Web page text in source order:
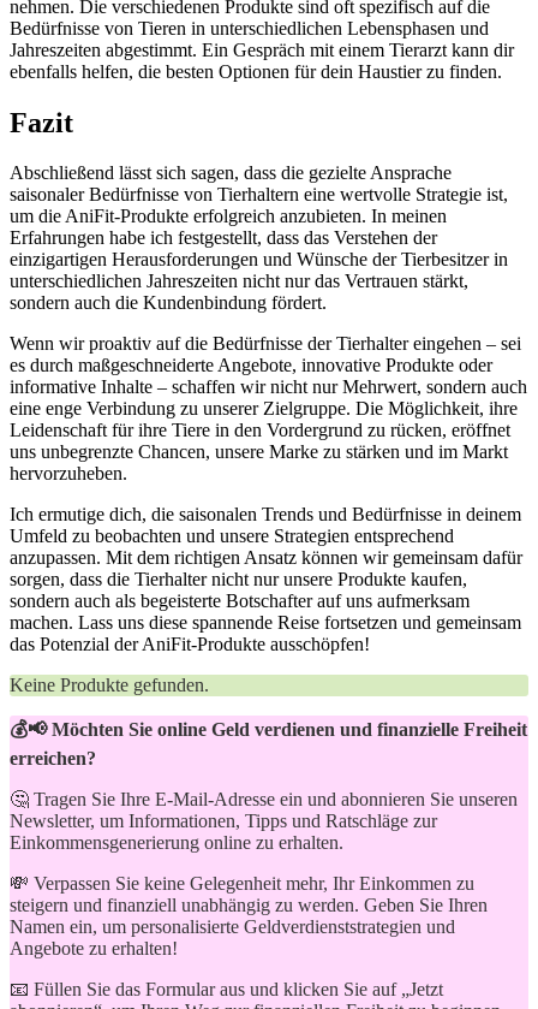
nehmen. Die ‌verschiedenen Produkte sind oft spezifisch‍ auf⁢ die
Bedürfnisse von Tieren in⁣ unterschiedlichen Lebensphasen und⁢
Jahreszeiten abgestimmt. Ein Gespräch mit einem⁤ Tierarzt kann dir‍
ebenfalls helfen, die besten Optionen für dein Haustier zu finden.
Fazit
Abschließend lässt sich sagen, dass die gezielte Ansprache
saisonaler Bedürfnisse⁢ von Tierhaltern eine wertvolle Strategie ist,
um die AniFit-Produkte erfolgreich ⁤anzubieten. In meinen
Erfahrungen habe ich festgestellt,​ dass das Verstehen der
einzigartigen Herausforderungen und Wünsche der Tierbesitzer in
unterschiedlichen Jahreszeiten nicht nur das Vertrauen stärkt,
sondern⁢ auch die⁢ Kundenbindung‌ fördert.
Wenn wir proaktiv auf die Bedürfnisse der Tierhalter eingehen – sei
es durch maßgeschneiderte Angebote, innovative Produkte oder
informative Inhalte ​– schaffen wir nicht⁤ nur⁣ Mehrwert, sondern auch
eine enge Verbindung zu unserer Zielgruppe. Die⁣ Möglichkeit, ihre
Leidenschaft für ihre Tiere in den Vordergrund zu rücken, eröffnet
uns unbegrenzte Chancen, unsere Marke ‌zu stärken und im Markt
hervorzuheben.
Ich ermutige dich, die saisonalen Trends ‌und ‌Bedürfnisse in deinem
Umfeld zu beobachten und unsere Strategien ‌entsprechend
anzupassen. Mit dem richtigen Ansatz können wir gemeinsam dafür
sorgen, dass die Tierhalter nicht nur unsere Produkte kaufen,
sondern auch als begeisterte Botschafter​ auf uns aufmerksam
machen. Lass uns diese spannende Reise fortsetzen und⁤ gemeinsam
das Potenzial der AniFit-Produkte ausschöpfen!
Keine Produkte gefunden.
💰📢 Möchten Sie online Geld verdienen und finanzielle Freiheit
erreichen?
🤔 Tragen Sie Ihre E-Mail-Adresse ein und abonnieren Sie unseren
Newsletter, um Informationen, Tipps und Ratschläge zur
Einkommensgenerierung online zu erhalten.
💸 Verpassen Sie keine Gelegenheit mehr, Ihr Einkommen zu
steigern und finanziell unabhängig zu werden. Geben Sie Ihren
Namen ein, um personalisierte Geldverdienststrategien und
Angebote zu erhalten!
📧 Füllen Sie das Formular aus und klicken Sie auf „Jetzt